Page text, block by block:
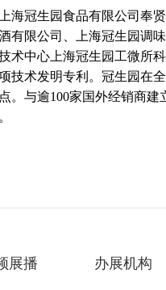
海冠生园食品有限公司奉
有限公司、上海冠生园调
术中心上海冠生园工微所
技术发明专利。冠生园在
。与逾100家国外经销商
展播 办展机构